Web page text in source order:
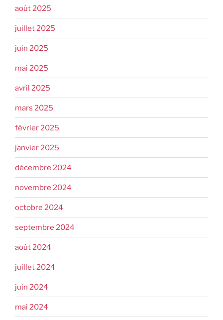
août 2025
juillet 2025
juin 2025
mai 2025
avril 2025
mars 2025
février 2025
janvier 2025
décembre 2024
novembre 2024
octobre 2024
septembre 2024
août 2024
juillet 2024
juin 2024
mai 2024